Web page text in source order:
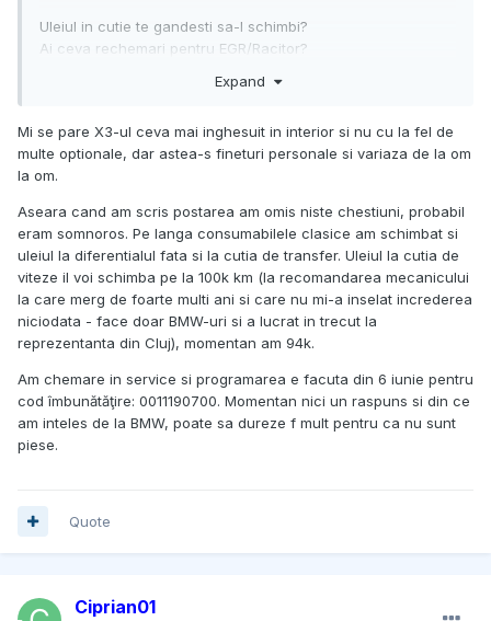
Uleiul in cutie te gandesti sa-l schimbi?
Ai ceva rechemari pentru EGR/Racitor?
Expand
Mi se pare X3-ul ceva mai inghesuit in interior si nu cu la fel de
multe optionale, dar astea-s fineturi personale si variaza de la om
la om.
Aseara cand am scris postarea am omis niste chestiuni, probabil
eram somnoros. Pe langa consumabilele clasice am schimbat si
uleiul la diferentialul fata si la cutia de transfer. Uleiul la cutia de
viteze il voi schimba pe la 100k km (la recomandarea mecanicului
la care merg de foarte multi ani si care nu mi-a inselat increderea
niciodata - face doar BMW-uri si a lucrat in trecut la
reprezentanta din Cluj), momentan am 94k.
Am chemare in service si programarea e facuta din 6 iunie pentru
cod îmbunătăţire: 0011190700. Momentan nici un raspuns si din ce
am inteles de la BMW, poate sa dureze f mult pentru ca nu sunt
piese.
Quote
Ciprian01